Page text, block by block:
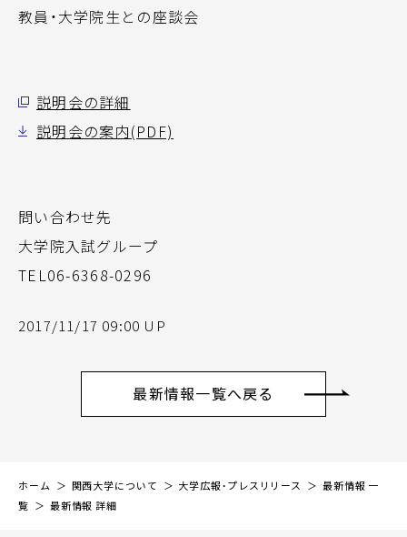
教員・大学院生との座談会
説明会の詳細
説明会の案内(PDF)
問い合わせ先
大学院入試グループ
TEL06-6368-0296
2017/11/17 09:00 UP
最新情報一覧へ戻る
ホーム 関西大学について 大学広報・プレスリリース
最新情報 一
覧
最新情報 詳細